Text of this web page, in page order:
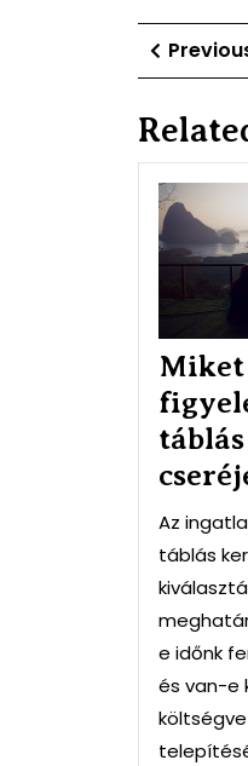
Az
táblás
e időnk
és van-e